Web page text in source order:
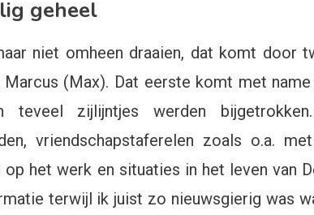
geheel
niet omheen draaien, dat komt door
Marcus (Max). Dat eerste komt met
teveel zijlijntjes werden
vriendschapstaferelen zoals o.a.
op het werk en situaties in het leven van
terwijl ik juist zo nieuwsgierig was